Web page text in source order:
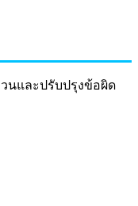
นและปรับปรุงข้อผิด